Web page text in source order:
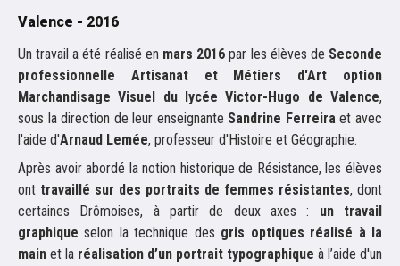
Paysages-Traces
Focus, le journal connecté des lycéens
Et toi, que faisais-tu en mars 2020 ?
Parole à…
Galerie photo
Le photographe invité
Esclavage et crimes contre l’humanité
Enfants et adolescents dans la tourmente de l'Histoire
Des clics et des mots
Valence - 2016
Un travail a été réalisé en mars 2016 par les élèves de Seconde
professionnelle Artisanat et Métiers d'Art option
Marchandisage Visuel du lycée Victor-Hugo de Valence,
sous la direction de leur enseignante Sandrine Ferreiraet avec
l'aide d'Arnaud Lemée, professeur d'Histoire et Géographie.
Après avoir abordé la notion historique de Résistance, les élèves
ont travaillé sur des portraits de femmes résistantes, dont
certaines Drômoises, à partir de deux axes : un travail
graphique selon la technique des gris optiques réalisé à la
main et la réalisation d’un portrait typographique à l’aide d'un